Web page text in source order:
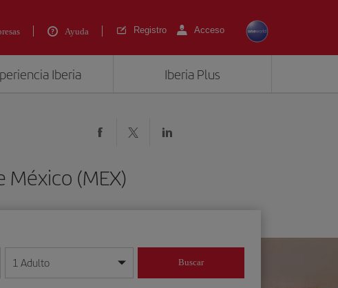
Ayuda Registro Acceso
Iberia Iberia Plus
México (MEX)
día/mes/año
1 Adulto Buscar